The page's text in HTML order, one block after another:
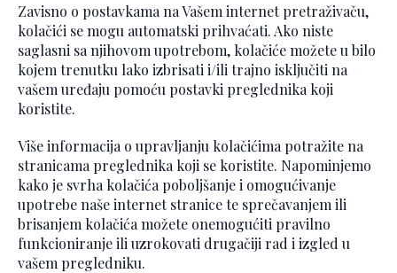
Zavisno o postavkama na Vašem internet pretraživaču,
kolačići se mogu automatski prihvaćati. Ako niste
saglasni sa njihovom upotrebom, kolačiće možete u bilo
kojem trenutku lako izbrisati i/ili trajno isključiti na
vašem uređaju pomoću postavki preglednika koji
koristite.
Više informacija o upravljanju kolačićima potražite na
stranicama preglednika koji se koristite. Napominjemo
kako je svrha kolačića poboljšanje i omogućivanje
upotrebe naše internet stranice te sprečavanjem ili
brisanjem kolačića možete onemogućiti pravilno
funkcioniranje ili uzrokovati drugačiji rad i izgled u
vašem pregledniku.